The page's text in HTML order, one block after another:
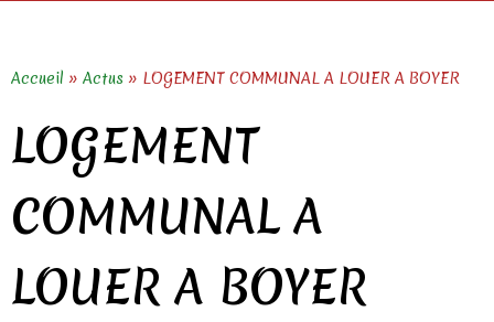
Accueil » Actus » LOGEMENT COMMUNAL A LOUER A BOYER
LOGEMENT
COMMUNAL A
LOUER A BOYER